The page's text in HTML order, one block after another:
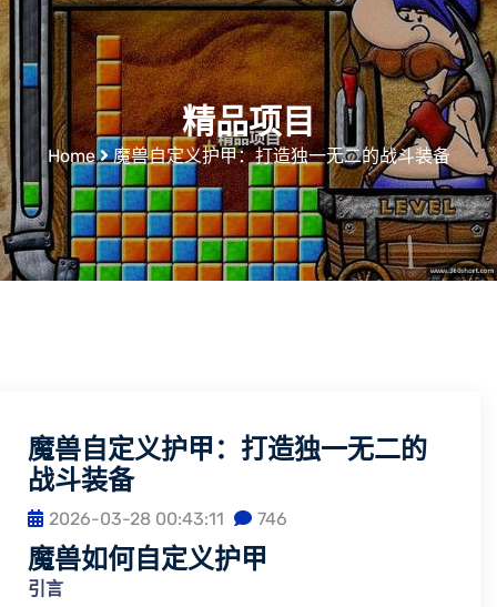
精品项目
Home 魔兽自定义护甲：打造独一无二的战斗装备
魔兽自定义护甲：打造独一无二的
战斗装备
2026-03-28 00:43:11 746
魔兽如何自定义护甲
引言